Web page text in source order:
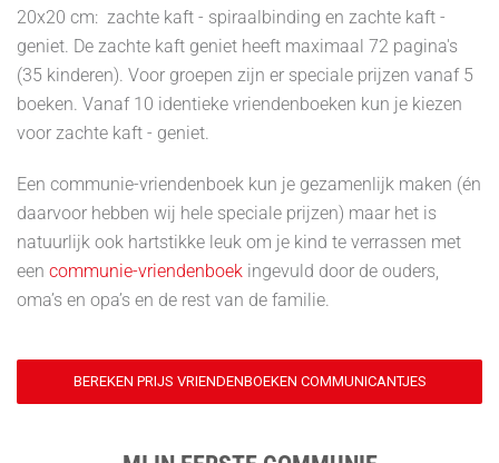
20x20 cm: zachte kaft - spiraalbinding en zachte kaft -
geniet. De zachte kaft geniet heeft maximaal 72 pagina's
(35 kinderen). Voor groepen zijn er speciale prijzen vanaf 5
boeken. Vanaf 10 identieke vriendenboeken kun je kiezen
voor zachte kaft - geniet.
Een communie-vriendenboek kun je gezamenlijk maken (én
daarvoor hebben wij hele speciale prijzen) maar het is
natuurlijk ook hartstikke leuk om je kind te verrassen met
een communie-vriendenboek ingevuld door de ouders,
oma’s en opa’s en de rest van de familie.
BEREKEN PRIJS VRIENDENBOEKEN COMMUNICANTJES